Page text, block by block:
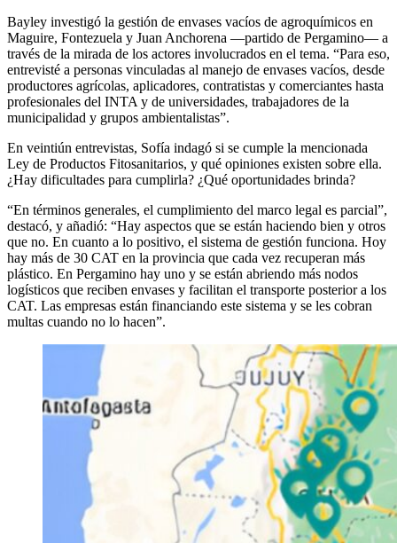
Bayley investigó la gestión de envases vacíos de agroquímicos en
Maguire, Fontezuela y Juan Anchorena —partido de Pergamino— a
través de la mirada de los actores involucrados en el tema. “Para eso,
entrevisté a personas vinculadas al manejo de envases vacíos, desde
productores agrícolas, aplicadores, contratistas y comerciantes hasta
profesionales del INTA y de universidades, trabajadores de la
municipalidad y grupos ambientalistas”.
En veintiún entrevistas, Sofía indagó si se cumple la mencionada
Ley de Productos Fitosanitarios, y qué opiniones existen sobre ella.
¿Hay dificultades para cumplirla? ¿Qué oportunidades brinda?
“En términos generales, el cumplimiento del marco legal es parcial”,
destacó, y añadió: “Hay aspectos que se están haciendo bien y otros
que no. En cuanto a lo positivo, el sistema de gestión funciona. Hoy
hay más de 30 CAT en la provincia que cada vez recuperan más
plástico. En Pergamino hay uno y se están abriendo más nodos
logísticos que reciben envases y facilitan el transporte posterior a los
CAT. Las empresas están financiando este sistema y se les cobran
multas cuando no lo hacen”.